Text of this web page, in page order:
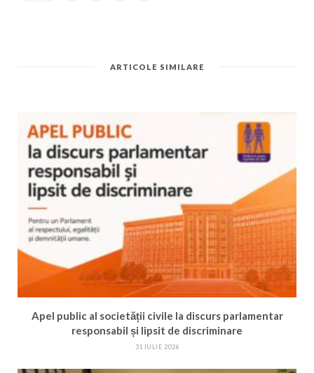
ARTICOLE SIMILARE
Apel public al societății civile la discurs parlamentar
responsabil și lipsit de discriminare
31 IULIE 2026